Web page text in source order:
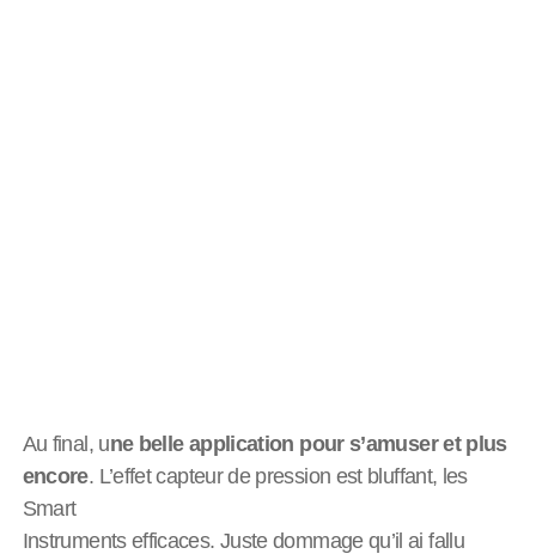
Au final, une belle application pour s’amuser et plus
encore. L’effet capteur de pression est bluffant, les
Smart
Instruments efficaces. Juste dommage qu’il ai fallu